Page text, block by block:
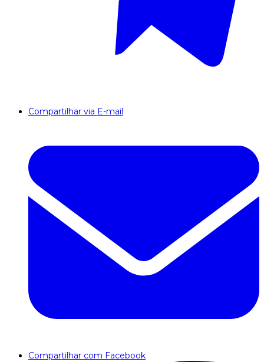
Compartilhar via E-mail
Compartilhar com Facebook